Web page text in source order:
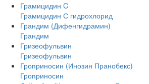
Грамицидин C
Грамицидин С гидрохлорид
Грандим (Дифенгидрамин)
Грандим
Гризеофульвин
Гризеофульвин
Гроприносин (Инозин Пранобекс)
Гроприносин